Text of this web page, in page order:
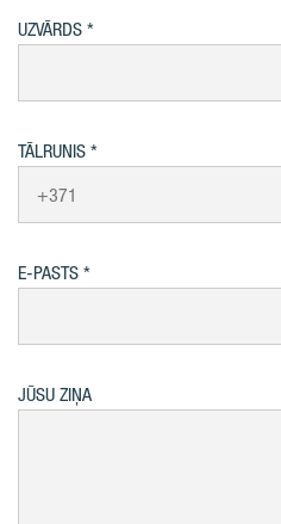
UZVĀRDS
TĀLRUNIS
E-PASTS
JŪSU ZIŅA